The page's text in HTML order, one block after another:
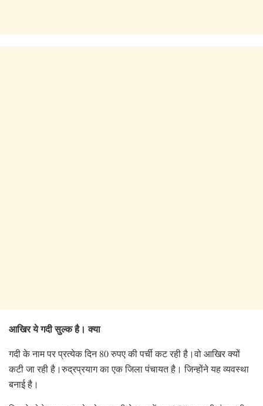
आखिर ये गदी सुल्क है। क्या
गदी के नाम पर प्रत्येक दिन 80 रुपए की पर्ची कट रही है।वो आखिर क्यों
कटी जा रही है।रुद्रप्रयाग का एक जिला पंचायत है। जिन्होंने यह व्यवस्था
बनाई है।